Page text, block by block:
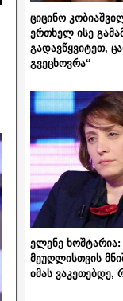
ციცინო
ერთხელ ისე
გადავწყვიტეთ,
გვეცხოვრა“
ელენე ხოშტარია:
მეუღლისთვის
იმას ვაკეთებდე,